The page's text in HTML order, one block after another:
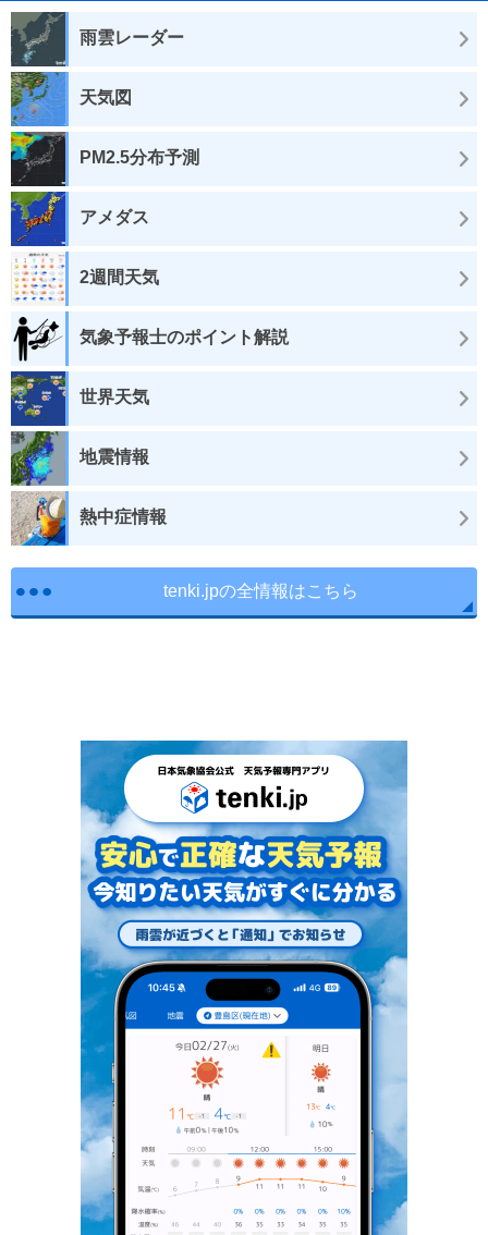
雨雲レーダー
天気図
PM2.5分布予測
アメダス
2週間天気
気象予報士のポイント解説
世界天気
地震情報
熱中症情報
tenki.jpの全情報はこちら